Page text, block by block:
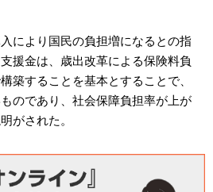
により国民の負担増になるとの指
援金は、歳出改革による保険料負
築することを基本とすることで、
のであり、社会保障負担率が上が
がされた。